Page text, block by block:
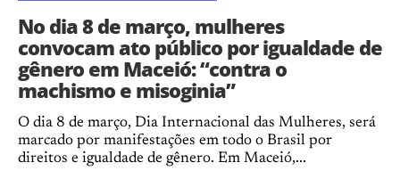
No dia 8 de março, mulheres
convocam ato público por igualdade de
gênero em Maceió: “contra o
machismo e misoginia”
O dia 8 de março, Dia Internacional das Mulheres, será
marcado por manifestações em todo o Brasil por
direitos e igualdade de gênero. Em Maceió,...